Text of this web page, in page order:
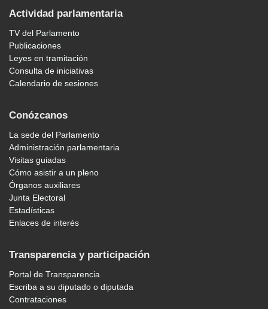
Actividad parlamentaria
TV del Parlamento
Publicaciones
Leyes en tramitación
Consulta de iniciativas
Calendario de sesiones
Conózcanos
La sede del Parlamento
Administración parlamentaria
Visitas guiadas
Cómo asistir a un pleno
Órganos auxiliares
Junta Electoral
Estadísticas
Enlaces de interés
Transparencia y participación
Portal de Transparencia
Escriba a su diputado o diputada
Contrataciones